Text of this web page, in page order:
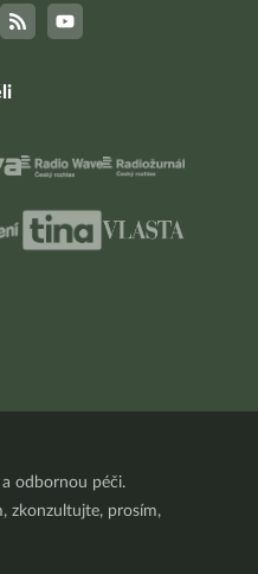
odbornou péči.
zkonzultujte, prosím,